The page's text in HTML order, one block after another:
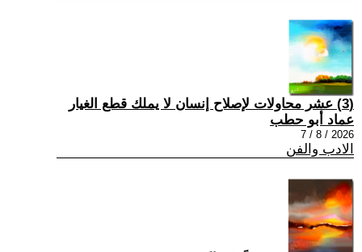
(3) عشر محاولات لإصلاح إنسان لا يملك قطع الغيار
عماد أبو حطب
2026 / 8 / 7
الادب والفن